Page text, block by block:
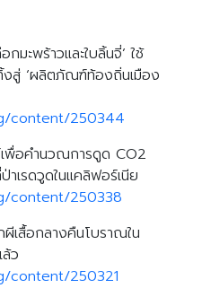
มะพร้าวและใบลิ้นจี่’ ใช้
งสู่ ‘ผลิตภัณฑ์ท้องถิ่นเมือง
content/250344
เพื่อคำนวณการดูด CO2
เรดวูดในแคลิฟอร์เนีย
content/250338
เสื้อกลางคืนโบราณใน
ว
content/250321